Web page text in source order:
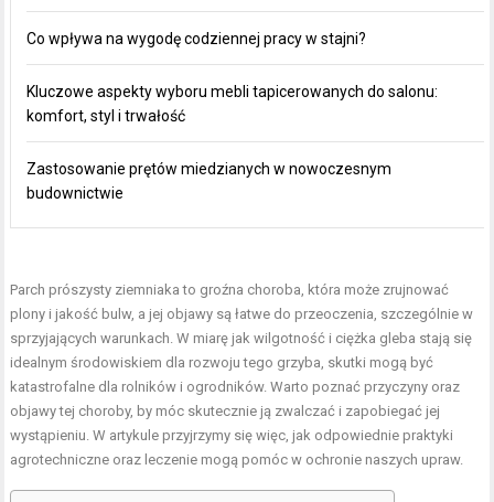
Co wpływa na wygodę codziennej pracy w stajni?
Kluczowe aspekty wyboru mebli tapicerowanych do salonu:
komfort, styl i trwałość
Zastosowanie prętów miedzianych w nowoczesnym
budownictwie
Parch prószysty ziemniaka to groźna choroba, która może zrujnować
plony i jakość bulw, a jej objawy są łatwe do przeoczenia, szczególnie w
sprzyjających warunkach. W miarę jak wilgotność i ciężka gleba stają się
idealnym środowiskiem dla rozwoju tego grzyba, skutki mogą być
katastrofalne dla rolników i ogrodników. Warto poznać przyczyny oraz
objawy tej choroby, by móc skutecznie ją zwalczać i zapobiegać jej
wystąpieniu. W artykule przyjrzymy się więc, jak odpowiednie praktyki
agrotechniczne oraz leczenie mogą pomóc w ochronie naszych upraw.